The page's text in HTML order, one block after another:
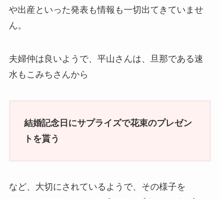
や出産といった発表も情報も一切出てきていませ
ん。
夫婦仲は良いようで、平山さんは、旦那である速
水もこみちさんから
結婚記念日にサプライズで花束のプレゼン
トを貰う
など、大切にされているようで、その様子を